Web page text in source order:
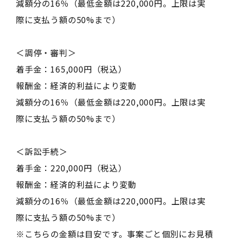
減額分の16％（最低金額は220,000円。上限は実
際に支払う額の50%まで）
＜調停・審判＞
着手金：165,000円（税込）
報酬金：経済的利益により変動
減額分の16％（最低金額は220,000円。上限は実
際に支払う額の50%まで）
＜訴訟手続＞
着手金：220,000円（税込）
報酬金：経済的利益により変動
減額分の16％（最低金額は220,000円。上限は実
際に支払う額の50%まで）
※こちらの金額は目安です。事案ごと個別にお見積